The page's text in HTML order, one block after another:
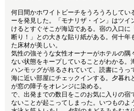
何日間かホワイトビーチをうろうろしてい
ーを発見した。「モナリザ・イン」はツイ
けるとすぐそこが海辺である。宿の入口に
断り！」との大きな貼り紙がある。何十年
た床材が美しい。
気性の強そうな女性オーナーがホテルの隅
ない状態をキープしていることがわかる。
ハンモッグが吊るされていて、読書にうっ
海に近い部屋にチェックインする。夕暮れ
が窓の障子をオレンジに染める。
で、出発までの数日をこのお気に入りの宿
ないことが起こってしまった。いつものよ